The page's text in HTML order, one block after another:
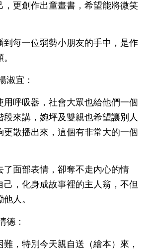
，更創作出童畫書，希望能將微笑
到每一位弱勢小朋友的手中，是作
淑宜：
用呼吸器，社會大眾也給他們一個
段來講，婉坪及雙親也希望讓別人
更散播出來，這個有非常大的一個
了面部表情，卻奪不走內心的情
己，化身成故事裡的主人翁，不但
人。
德：
難，特別今天親自送（繪本）來，